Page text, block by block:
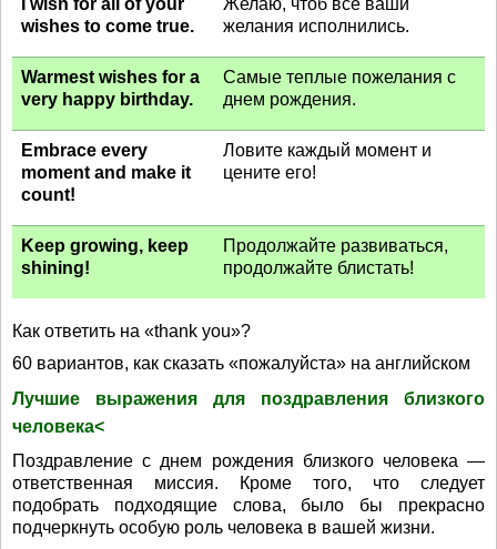
I wish for all of your
wishes to come true.
Желаю, чтоб все ваши
желания исполнились.
Warmest wishes for a
very happy birthday.
Самые теплые пожелания с
днем рождения.
Embrace every
moment and make it
count!
Ловите каждый момент и
цените его!
Keep growing, keep
shining!
Продолжайте развиваться,
продолжайте блистать!
Как ответить на «thank you»?
60 вариантов, как сказать «пожалуйста» на английском
Лучшие выражения для поздравления близкого
человека<
Поздравление с днем рождения близкого человека —
ответственная миссия. Кроме того, что следует
подобрать подходящие слова, было бы прекрасно
подчеркнуть особую роль человека в вашей жизни.